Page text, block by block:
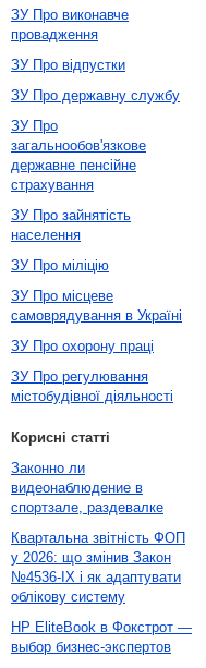
ЗУ Про виконавче
провадження
ЗУ Про відпустки
ЗУ Про державну службу
ЗУ Про
загальнообов'язкове
державне пенсійне
страхування
ЗУ Про зайнятість
населення
ЗУ Про міліцію
ЗУ Про місцеве
самоврядування в Україні
ЗУ Про охорону праці
ЗУ Про регулювання
містобудівної діяльності
Корисні статті
Законно ли
видеонаблюдение в
спортзале, раздевалке
Квартальна звітність ФОП
у 2026: що змінив Закон
№4536-IX і як адаптувати
облікову систему
HP EliteBook в Фокстрот —
выбор бизнес-экспертов